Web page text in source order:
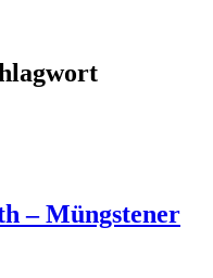
– Müngstener